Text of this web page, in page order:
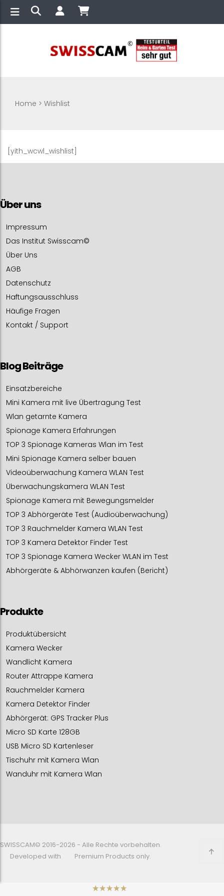
Home > Wishlist
[yith_wcwl_wishlist]
Über uns
Impressum
Das Institut Swisscam©
Über Uns
AGB
Datenschutz
Haftungsausschluss
Häufige Fragen
Kontakt / Support
Blog Beiträge
Einsatzbereiche
Mini Kamera mit live Übertragung Test
Wlan getarnte Kamera
Spionage Kamera Erfahrungen
TOP 3 Spionage Kameras Wlan im Test
Mini Spionage Kamera selber bauen
Videoüberwachung Kamera WLAN Test
Überwachungskamera WLAN Test
Spionage Kamera mit Bewegungsmelder
TOP 3 Abhörgeräte Test (Audioüberwachung)
TOP 3 Rauchmelder Kamera WLAN Test
TOP 3 Kamera Detektor Finder Test
TOP 3 Spionage Kamera Wecker WLAN im Test
Abhörgeräte & Abhörwanzen kaufen (Bericht)
Produkte
Produktübersicht
Kamera Wecker
Wandlicht Kamera
Router Attrappe Kamera
Rauchmelder Kamera
Kamera Detektor Finder
Abhörgerät: GPS Tracker Plus
Micro SD Karte 128GB
USB Micro SD Kartenleser
Tischuhr mit Kamera Wlan
Wanduhr mit Kamera Wlan
SWISSCAM© 2016-2026 - Alle Rechte vorbehalten.
Developed with
Premium Products only.